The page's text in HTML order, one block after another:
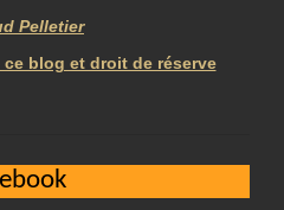
Pelletier
blog et droit de réserve